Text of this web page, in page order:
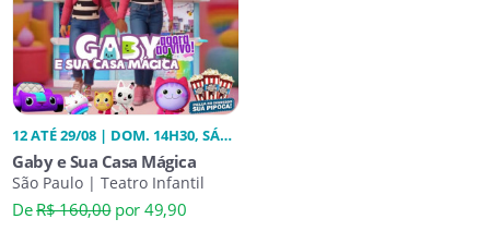
12 ATÉ 29/08 | DOM. 14H30, SÁB.
14H30
Gaby e Sua Casa Mágica
São Paulo | Teatro Infantil
DeR$ 160,00por 49,90